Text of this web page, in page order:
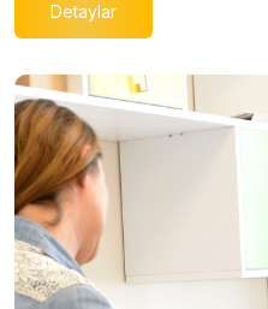
Detaylar